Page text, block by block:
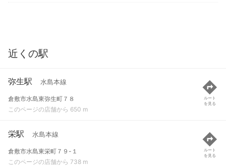
近くの駅
弥生駅 水島本線
倉敷市水島東弥生町７８
このページの店舗から 650 m
ルート
を見る
栄駅 水島本線
倉敷市水島東栄町７９-１
このページの店舗から 738 m
ルート
を見る